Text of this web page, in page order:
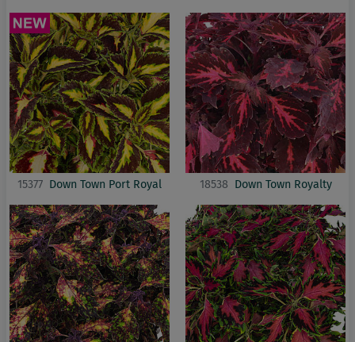
15377 Down Town Port Royal 18538 Down Town Royalty